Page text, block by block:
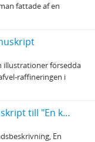
fattade af en
illustrationer försedda
raffineringen i
Alexander Magnus Dahlberg: Manuskript till "En karolins lefnadslopp"
En